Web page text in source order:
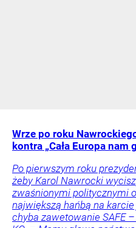
Wrze po roku
kontra „Cała Europa nam
Po pierwszym roku
żeby Karol Nawrocki
zwaśnionymi politycznymi
największą hańbą na
chyba zawetowanie SAFE